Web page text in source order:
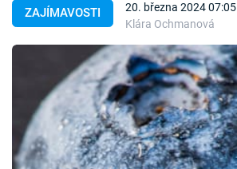
Témata
Témata
Pořady
TV Program
ZAJÍMAVOSTI
20. března 2024 07:05
Klára Ochmanová